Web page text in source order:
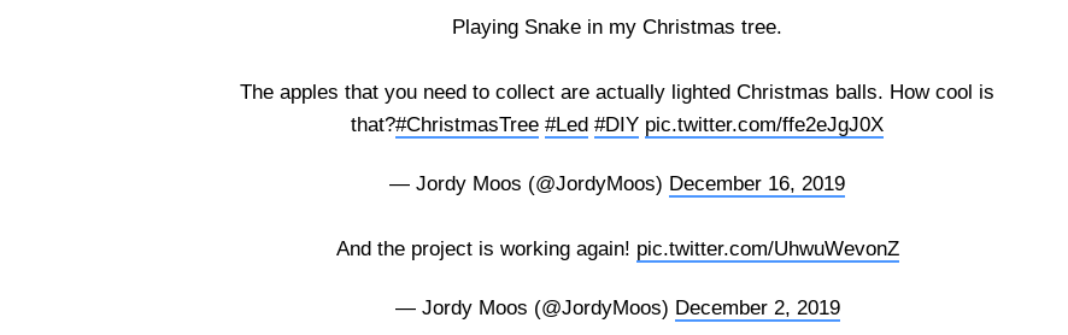
Playing Snake in my Christmas tree.
The apples that you need to collect are actually lighted Christmas balls. How cool is
that?#ChristmasTree #Led #DIY pic.twitter.com/ffe2eJgJ0X
— Jordy Moos (@JordyMoos) December 16, 2019
And the project is working again! pic.twitter.com/UhwuWevonZ
— Jordy Moos (@JordyMoos) December 2, 2019